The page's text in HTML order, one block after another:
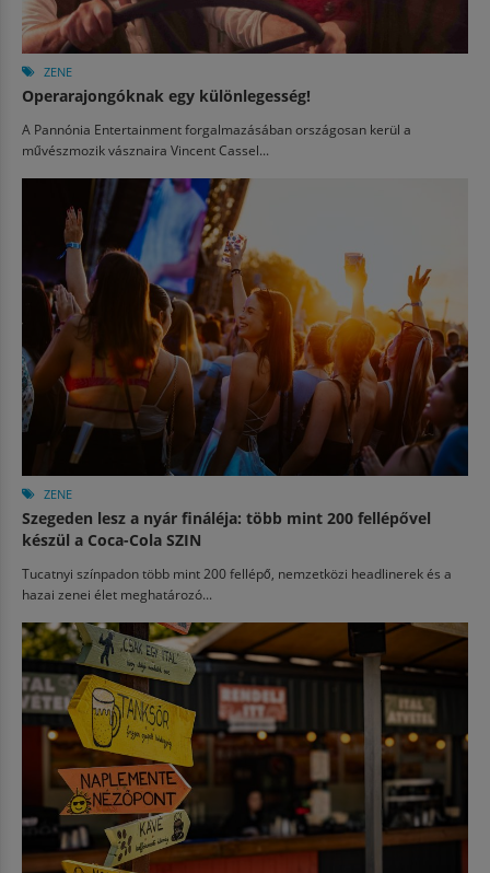
ZENE
Operarajongóknak egy különlegesség!
A Pannónia Entertainment forgalmazásában országosan kerül a
művészmozik vásznaira Vincent Cassel...
ZENE
Szegeden lesz a nyár fináléja: több mint 200 fellépővel
készül a Coca-Cola SZIN
Tucatnyi színpadon több mint 200 fellépő, nemzetközi headlinerek és a
hazai zenei élet meghatározó...